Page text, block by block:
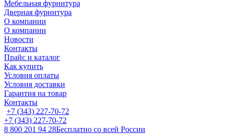
Мебельная фурнитура
Дверная фурнитура
О компании
О компании
Новости
Контакты
Прайс и каталог
Как купить
Условия оплаты
Условия доставки
Гарантия на товар
Контакты
+7 (343) 227-70-72
+7 (343) 227-70-72
8 800 201 94 28Бесплатно со всей России